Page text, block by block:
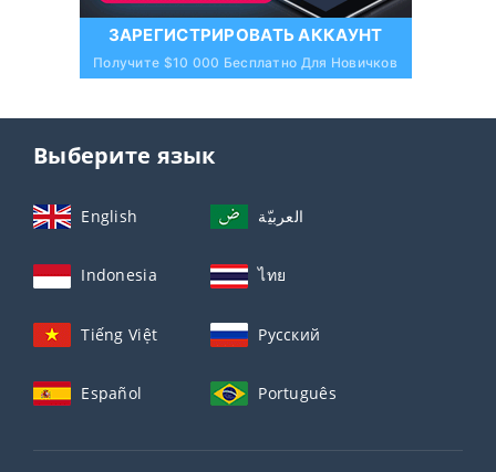
ЗАРЕГИСТРИРОВАТЬ АККАУНТ
Получите $10 000 Бесплатно Для Новичков
Выберите язык
English العربيّة
Indonesia ไทย
Tiếng Việt Русский
Español Português